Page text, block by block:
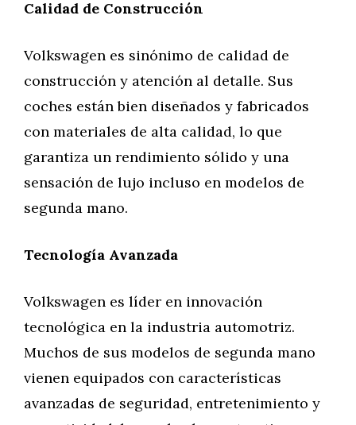
Calidad de Construcción
Volkswagen es sinónimo de calidad de
construcción y atención al detalle. Sus
coches están bien diseñados y fabricados
con materiales de alta calidad, lo que
garantiza un rendimiento sólido y una
sensación de lujo incluso en modelos de
segunda mano.
Tecnología Avanzada
Volkswagen es líder en innovación
tecnológica en la industria automotriz.
Muchos de sus modelos de segunda mano
vienen equipados con características
avanzadas de seguridad, entretenimiento y